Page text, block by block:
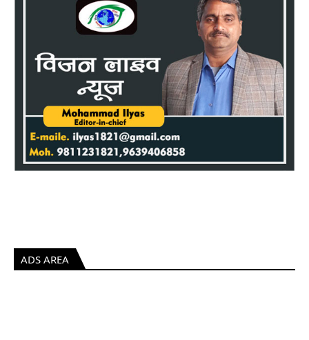
ADS AREA